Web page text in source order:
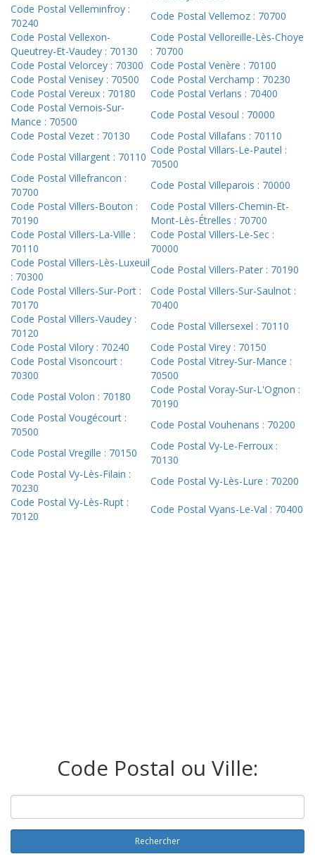
Code Postal Velleminfroy :
70240
Code Postal Vellemoz : 70700
Code Postal Vellexon-
Queutrey-Et-Vaudey : 70130
Code Postal Velloreille-Lès-Choye
: 70700
Code Postal Velorcey : 70300 Code Postal Venère : 70100
Code Postal Venisey : 70500
Code Postal Verchamp : 70230
Code Postal Vereux : 70180
Code Postal Verlans : 70400
Code Postal Vernois-Sur-
Mance : 70500
Code Postal Vesoul : 70000
Code Postal Vezet : 70130
Code Postal Villafans : 70110
Code Postal Villargent : 70110
Code Postal Villars-Le-Pautel :
70500
Code Postal Villefrancon :
70700
Code Postal Villeparois : 70000
Code Postal Villers-Bouton :
70190
Code Postal Villers-Chemin-Et-
Mont-Lès-Étrelles : 70700
Code Postal Villers-La-Ville :
70110
Code Postal Villers-Le-Sec :
70000
Code Postal Villers-Lès-Luxeuil
: 70300
Code Postal Villers-Pater : 70190
Code Postal Villers-Sur-Port :
70170
Code Postal Villers-Sur-Saulnot :
70400
Code Postal Villers-Vaudey :
70120
Code Postal Villersexel : 70110
Code Postal Vilory : 70240
Code Postal Virey : 70150
Code Postal Visoncourt :
70300
Code Postal Vitrey-Sur-Mance :
70500
Code Postal Volon : 70180
Code Postal Voray-Sur-L'Ognon :
70190
Code Postal Vougécourt :
70500
Code Postal Vouhenans : 70200
Code Postal Vregille : 70150
Code Postal Vy-Le-Ferroux :
70130
Code Postal Vy-Lès-Filain :
70230
Code Postal Vy-Lès-Lure : 70200
Code Postal Vy-Lès-Rupt :
70120
Code Postal Vyans-Le-Val : 70400
Code Postal ou Ville:
Rechercher